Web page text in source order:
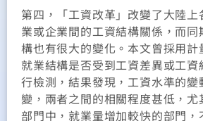
第四，「工資改革」改變了大陸
業或企業間的工資結構關係，而
構也有很大的變化。本文曾採用
就業結構是否受到工資差異或工
行檢測，結果發現，工資水準的變
變，兩者之間的相關程度甚低，
部門中，就業量增加較快的部門